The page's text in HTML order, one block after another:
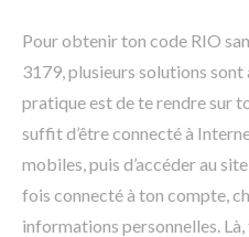
Pour obtenir ton code RIO
3179, plusieurs solutions
pratique est de te rendre sur
suffit d’être connecté à
mobiles, puis d’accéder au
fois connecté à ton compte,
informations personnelles.